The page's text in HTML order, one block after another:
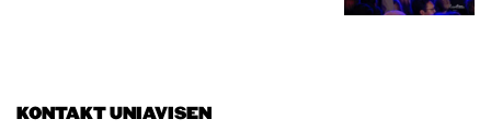
KONTAKT UNIAVISEN